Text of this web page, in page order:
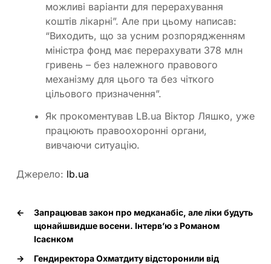
можливі варіанти для перерахування
коштів лікарні”. Але при цьому написав:
“Виходить, що за усним розпорядженням
міністра фонд має перерахувати 378 млн
гривень – без належного правового
механізму для цього та без чіткого
цільового призначення”.
Як прокоментував LB.ua Віктор Ляшко, уже
працюють правоохоронні органи,
вивчаючи ситуацію.
Джерело: lb.ua
←
Запрацював закон про медканабіс, але ліки будуть
щонайшвидше восени. Інтерв’ю з Романом
Ісаєнком
→
Гендиректора Охматдиту відсторонили від